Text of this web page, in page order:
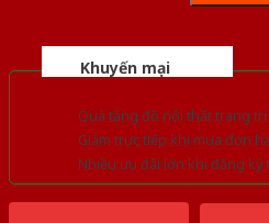
Khuyến mại
Quà tặng đồ nội thất trang
Giảm trực tiếp khi mua đơn
Nhiều ưu đãi lớn khi đăng